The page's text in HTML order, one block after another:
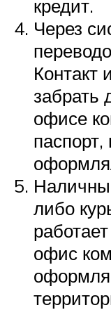
кредит.
Через
Контакт
забрать
офисе
паспорт,
либо
офис